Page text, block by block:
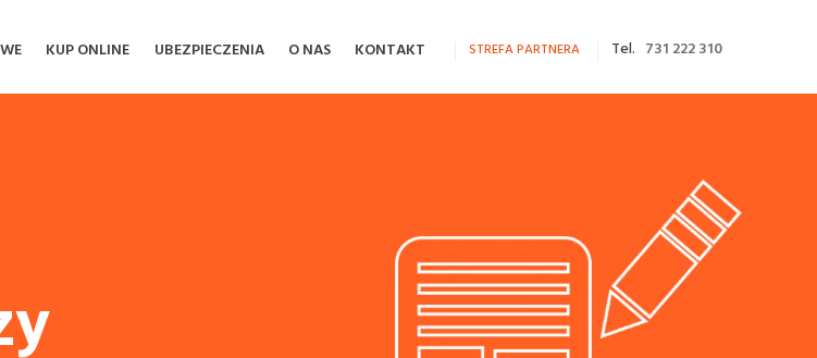
KUP ONLINE UBEZPIECZENIA O NAS KONTAKT Tel. 731 222 310
STREFA PARTNERA